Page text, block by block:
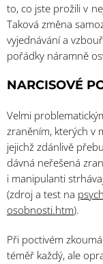
to, co jste prožili v
Taková změna
vyjednávání a
pořádky náramně
NARCISOVÉ
Velmi
zraněním, kterých v
jejichž zdánlivě
dávná neřešená
i manipulanti
(zdroj a test na
osobnosti.htm).
Při poctivém
téměř každý, ale